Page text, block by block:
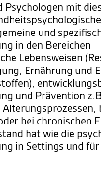
Psychologen mit
und
in den Bereichen
Lebensweisen
Ernährung und
und Prävention
bei chronischen
hat wie die
in Settings und